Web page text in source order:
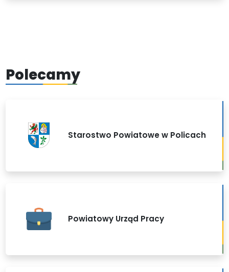
Polecamy
Starostwo Powiatowe w Policach
Powiatowy Urząd Pracy